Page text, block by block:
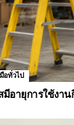
อทั่วไป
อายุการใช้งา